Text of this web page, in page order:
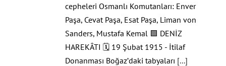
cepheleri Osmanlı Komutanları: Enver
Paşa, Cevat Paşa, Esat Paşa, Liman von
Sanders, Mustafa Kemal 🟩 DENİZ
HAREKÂTI 🗓 19 Şubat 1915 - İtilaf
Donanması Boğaz’daki tabyaları [...]